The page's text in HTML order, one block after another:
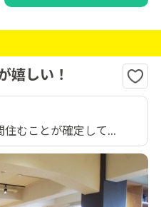
嬉しい！
住むことが確定して...